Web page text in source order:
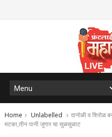
Home Unlabelled
दानोळी व शिरोळ
मटका,तीन पानी जुगार चा सुळसुळाट